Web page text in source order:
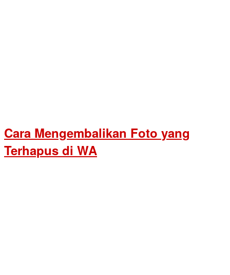
Cara Mengembalikan Foto yang
Terhapus di WA